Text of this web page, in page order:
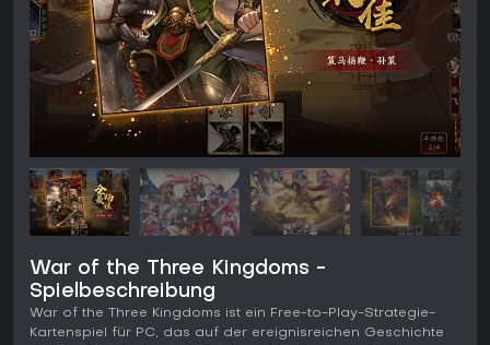
War of the Three Kingdoms -
Spielbeschreibung
War of the Three Kingdoms ist ein Free-to-Play-Strategie-
Kartenspiel für PC, das auf der ereignisreichen Geschichte